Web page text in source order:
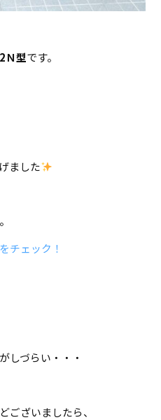
Ｎ型です。
ました
チェック！
しづらい・・・
ございましたら、